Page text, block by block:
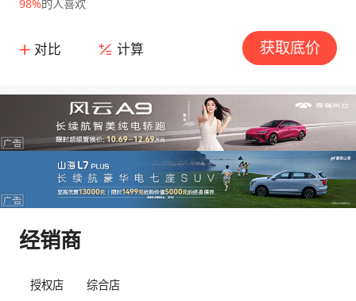
98%的人喜欢
对比 计算 获取底价
经销商
授权店 综合店